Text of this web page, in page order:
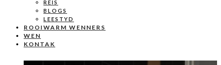
REIS
BLOGS
LEESTYD
ROOIWARM WENNERS
WEN
KONTAK